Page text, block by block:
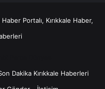
Portalı, Kırıkkale Haber,
Dakika Kırıkkale Haberleri